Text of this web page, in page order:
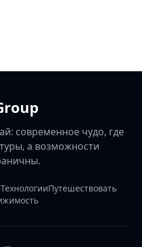
современное чудо, где
а возможности
ТехнологииПутешествовать